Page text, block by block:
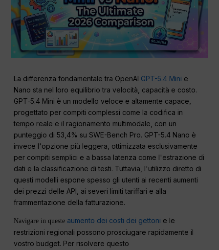
La differenza fondamentale tra OpenAI GPT-5.4 Mini e
Nano sta nel loro equilibrio tra velocità, capacità e costo.
GPT-5.4 Mini è un modello veloce e altamente capace,
progettato per compiti complessi come la codifica in
tempo reale e il ragionamento multimodale, con un
punteggio di 53,4% su SWE-Bench Pro. GPT-5.4 Nano è
invece l'opzione più leggera, ottimizzata esclusivamente
per compiti semplici e a bassa latenza come l'estrazione di
dati e la classificazione di testi. Tuttavia, l'utilizzo diretto di
questi modelli espone spesso gli utenti ai recenti aumenti
dei prezzi delle API, ai severi limiti tariffari e alla
frammentazione della fatturazione.
Navigare in queste aumento dei costi dei gettoni e le
restrizioni regionali possono prosciugare rapidamente il
vostro budget. Per risolvere questo